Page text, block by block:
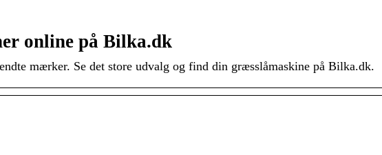
online på Bilka.dk
mærker. Se det store udvalg og find din græsslåmaskine på Bilka.dk.